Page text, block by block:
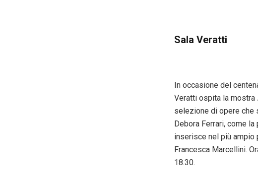
Sala Veratti
In occasione del
Veratti ospita la mostra
selezione di opere che
Debora Ferrari, come
inserisce nel più ampio
Francesca Marcellini.
18.30.